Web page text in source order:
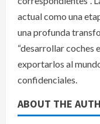
actual como una
una profunda
“desarrollar coches
exportarlos al
confidenciales.
ABOUT THE